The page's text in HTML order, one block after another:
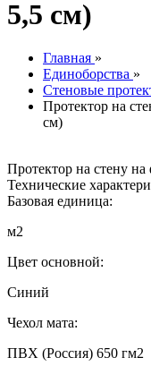
5,5 см)
Главная »
Единоборства »
Стеновые
Протектор на
см)
Протектор на стену
Технические
Базовая единица:
м2
Цвет основной:
Синий
Чехол мата:
ПВХ (Россия) 650 гм2